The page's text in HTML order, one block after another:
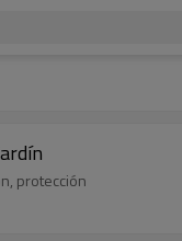
protección